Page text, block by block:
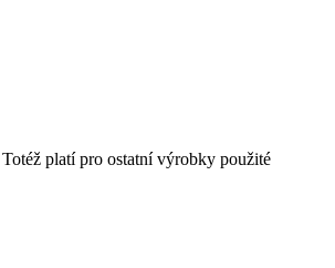
platí pro ostatní výrobky použité